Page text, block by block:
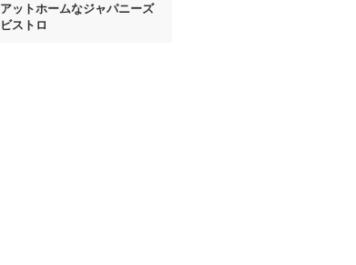
アットホームなジャパニーズ
ビストロ